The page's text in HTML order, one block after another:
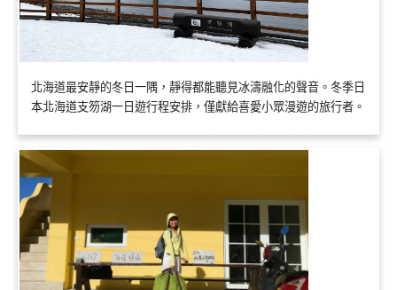
北海道最安靜的冬日一隅，靜得都能聽見冰濤融化的聲音。冬季日
本北海道支笏湖一日遊行程安排，僅獻給喜愛小眾漫遊的旅行者。